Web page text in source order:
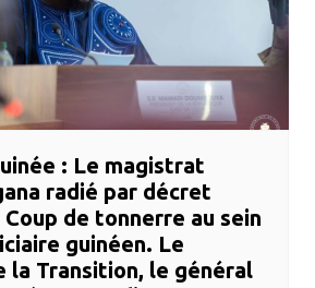
: Le magistrat
radié par décret
de tonnerre au sein
guinéen. Le
la Transition, le général